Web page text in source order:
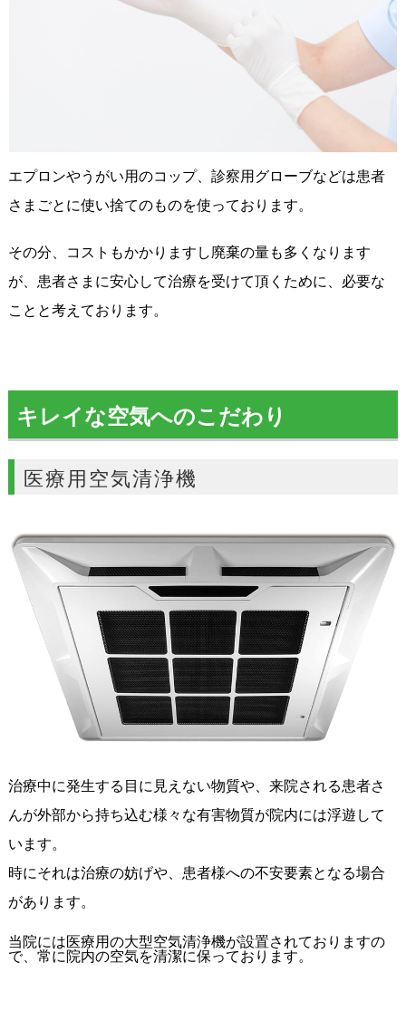
エプロンやうがい用のコップ、診察用グローブなどは患者
さまごとに使い捨てのものを使っております。
その分、コストもかかりますし廃棄の量も多くなります
が、患者さまに安心して治療を受けて頂くために、必要な
ことと考えております。
キレイな空気へのこだわり
医療用空気清浄機
治療中に発生する目に見えない物質や、来院される患者さ
んが外部から持ち込む様々な有害物質が院内には浮遊して
います。
時にそれは治療の妨げや、患者様への不安要素となる場合
があります。
当院には医療用の大型空気清浄機が設置されておりますの
で、常に院内の空気を清潔に保っております。